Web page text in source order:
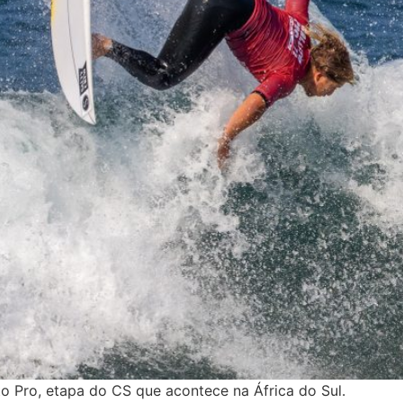
etapa do CS que acontece na África do Sul.